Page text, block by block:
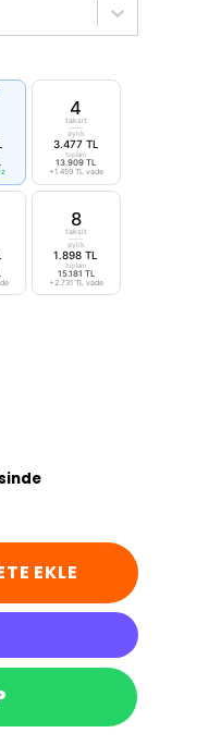
4
taksit
aylık
3.477 TL
toplam
13.909 TL
+1.459 TL vade
8
taksit
aylık
1.898 TL
toplam
15.181 TL
+2.731 TL vade
EKLE